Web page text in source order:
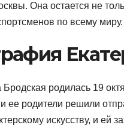
Она остается не
по всему миру.
Бродская родилась 19
и ее родители решили
искусству, и ей